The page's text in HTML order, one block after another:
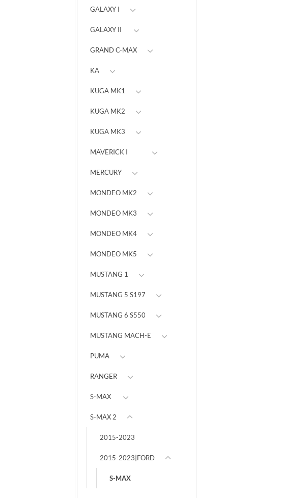
GALAXY I
GALAXY II
GRAND C-MAX
KA
KUGA MK1
KUGA MK2
KUGA MK3
MAVERICK I
MERCURY
MONDEO MK2
MONDEO MK3
MONDEO MK4
MONDEO MK5
MUSTANG 1
MUSTANG 5 S197
MUSTANG 6 S550
MUSTANG MACH-E
PUMA
RANGER
S-MAX
S-MAX 2
2015-2023
2015-2023|FORD
S-MAX